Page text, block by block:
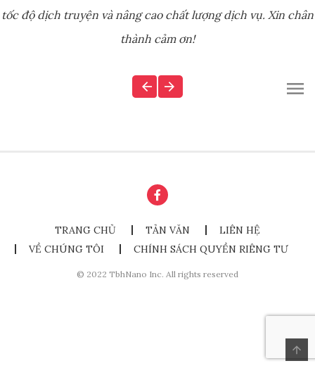
tốc độ dịch truyện và nâng cao chất lượng dịch vụ. Xin chân
thành cảm ơn!
TRANG CHỦ TẢN VĂN
LIÊN HỆ
VỀ CHÚNG TÔI
CHÍNH SÁCH QUYỀN RIÊNG TƯ
© 2022 TbhNano Inc. All rights reserved